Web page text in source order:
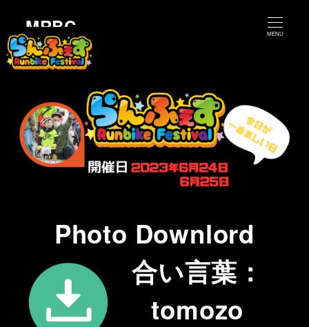
MRBC MENU
Photo Downlord
合い言葉：
tomozo